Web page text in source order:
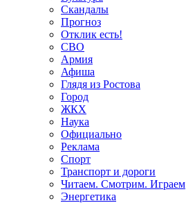
Скандалы
Прогноз
Отклик есть!
СВО
Армия
Афиша
Глядя из Ростова
Город
ЖКХ
Наука
Официально
Реклама
Спорт
Транспорт и дороги
Читаем. Смотрим. Играем
Энергетика